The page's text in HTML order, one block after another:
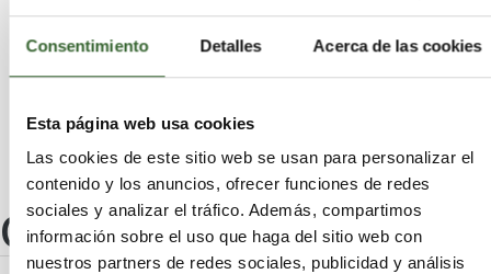
Consentimiento Detalles Acerca de las cookies
Esta página web usa cookies
Las cookies de este sitio web se usan para personalizar el
contenido y los anuncios, ofrecer funciones de redes
sociales y analizar el tráfico. Además, compartimos
información sobre el uso que haga del sitio web con
nuestros partners de redes sociales, publicidad y análisis
Caspe
Paniza
Almolda (La)
Villarroya de la Sierra
Villafranca de Ebro
Otros centros